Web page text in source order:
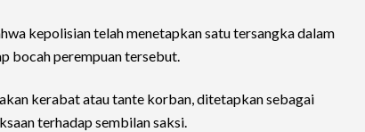
kepolisian telah menetapkan satu tersangka dalam
bocah perempuan tersebut.
kerabat atau tante korban, ditetapkan sebagai
terhadap sembilan saksi.